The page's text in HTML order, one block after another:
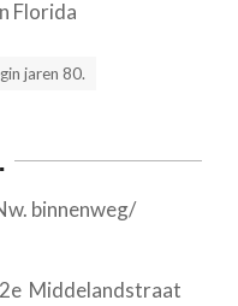
jaren 80.
binnenweg/
Middelandstraat